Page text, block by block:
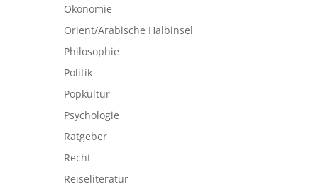
Ökonomie
Orient/Arabische Halbinsel
Philosophie
Politik
Popkultur
Psychologie
Ratgeber
Recht
Reiseliteratur